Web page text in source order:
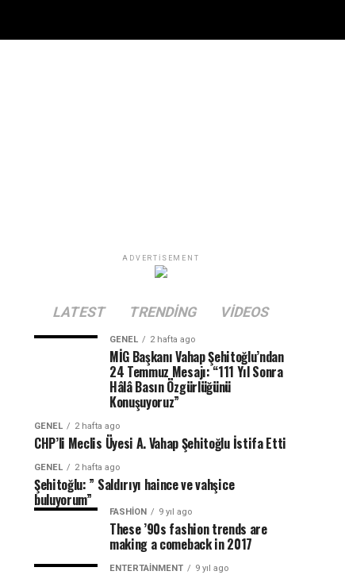
ADVERTISEMENT
LATEST TRENDING VIDEOS
GENEL 2 hafta ago
MİG Başkanı Vahap Şehitoğlu’ndan
24 Temmuz Mesajı: “111 Yıl Sonra
Hâlâ Basın Özgürlüğünü
Konuşuyoruz”
GENEL 2 hafta ago
CHP’li Meclis Üyesi A. Vahap Şehitoğlu İstifa Etti
GENEL 2 hafta ago
Şehitoğlu: ” Saldırıyı haince ve vahşice
buluyorum”
FASHION 9 yıl ago
These ’90s fashion trends are
making a comeback in 2017
ENTERTAINMENT 9 yıl ago